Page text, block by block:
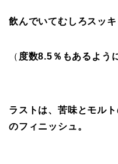
飲んでいてむしろスッ
（ 度数8.5％もあるよう
ラストは、苦味とモル
のフィニッシュ。